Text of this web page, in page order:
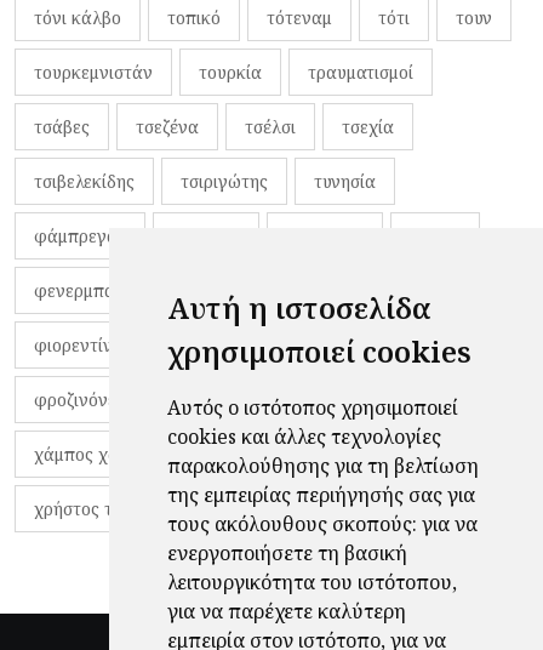
Αυτή η ιστοσελίδα
χρησιμοποιεί cookies
Αυτός ο ιστότοπος χρησιμοποιεί
cookies και άλλες τεχνολογίες
παρακολούθησης για τη βελτίωση
της εμπειρίας περιήγησής σας για
τους ακόλουθους σκοπούς: για να
ενεργοποιήσετε τη βασική
λειτουργικότητα του ιστότοπου,
για να παρέχετε καλύτερη
εμπειρία στον ιστότοπο,για να
τόνι κάλβο τοπικό τότεναμ τότι τουν
τουρκεμνιστάν τουρκία τραυματισμοί
τσάβες τσεζένα τσέλσι τσεχία
τσιβελεκίδης τσιριγώτης τυνησία
φάμπρεγας
φενερμπαχτσέ φερνάντο τόρες φίλαθλοι
φιορεντίνα φιρμίνο φρανκ ντε μπουρ
φροζινόνε φωκικός χαβίτο
χάμπος χαραλάμπους χάρι πότερ
χρήστος τζόλης